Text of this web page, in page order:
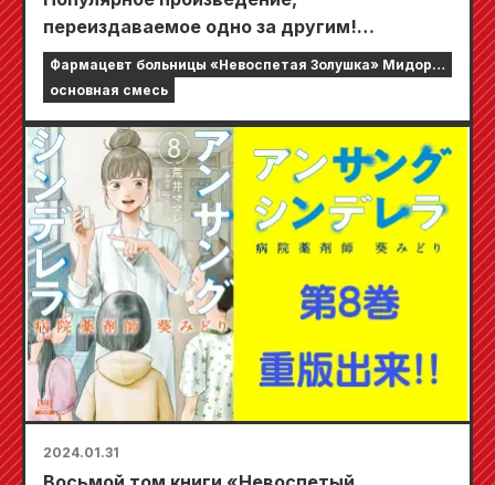
переиздаваемое одно за другим!
«Невоспетый фармацевт больницы
Золушки Мидори Аой», том 11 уже в
продаже! Последний 12 том выйдет 19
апреля!
Фармацевт больницы «Невоспетая Золушка» Мидори
Аой
основная смесь
2024.01.31